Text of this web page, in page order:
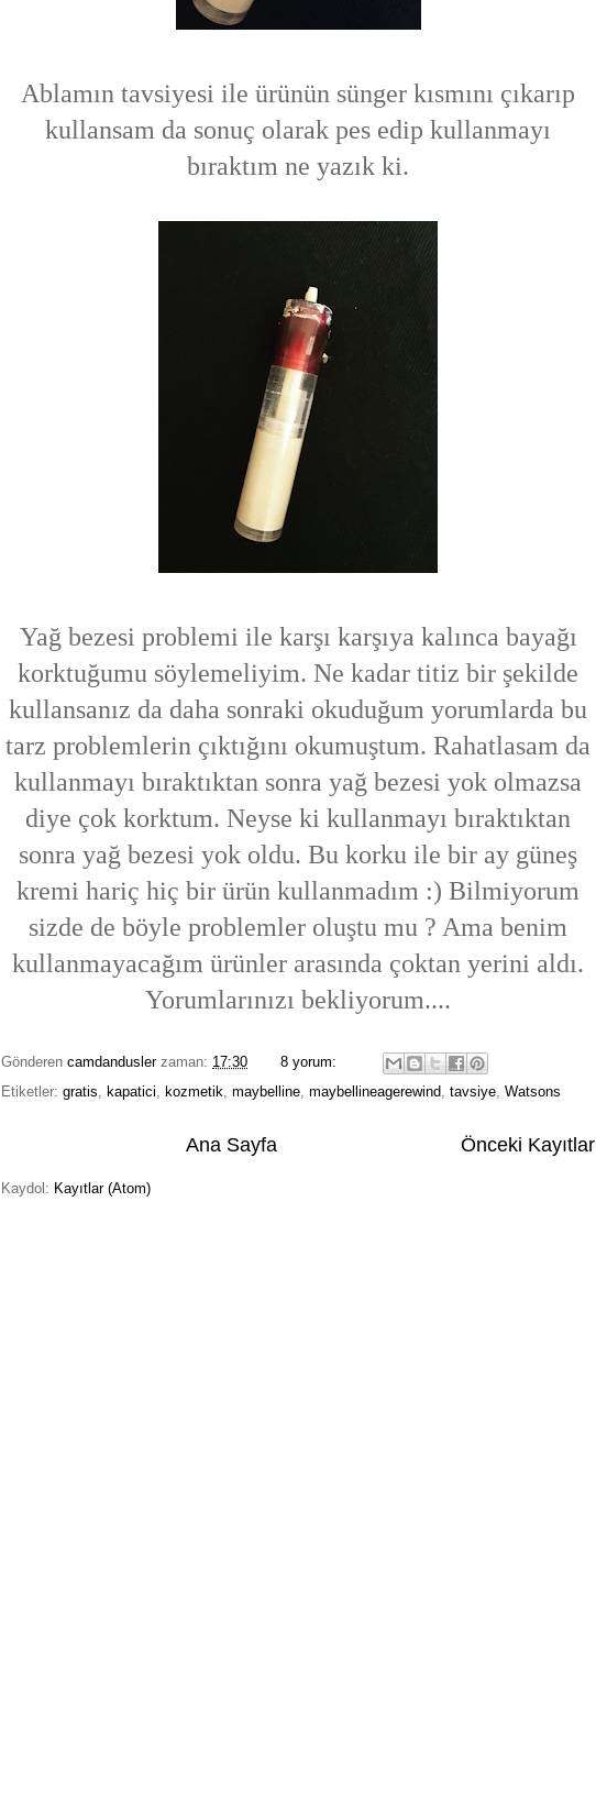
Ablamın tavsiyesi ile ürünün sünger kısmını çıkarıp
kullansam da sonuç olarak pes edip kullanmayı
bıraktım ne yazık ki.
Yağ bezesi problemi ile karşı karşıya kalınca bayağı
korktuğumu söylemeliyim. Ne kadar titiz bir şekilde
kullansanız da daha sonraki okuduğum yorumlarda bu
tarz problemlerin çıktığını okumuştum. Rahatlasam da
kullanmayı bıraktıktan sonra yağ bezesi yok olmazsa
diye çok korktum. Neyse ki kullanmayı bıraktıktan
sonra yağ bezesi yok oldu. Bu korku ile bir ay güneş
kremi hariç hiç bir ürün kullanmadım :) Bilmiyorum
sizde de böyle problemler oluştu mu ? Ama benim
kullanmayacağım ürünler arasında çoktan yerini aldı.
Yorumlarınızı bekliyorum....
Gönderen camdandusler zaman: 17:30
8 yorum:
Etiketler: gratis kapatici kozmetik maybelline maybellineagerewind tavsiye Watsons
Önceki Kayıtlar
Ana Sayfa
Kaydol: Kayıtlar (Atom)